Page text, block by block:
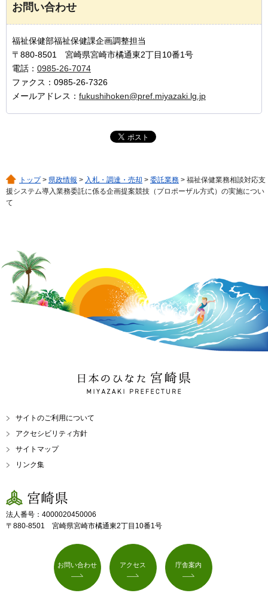
お問い合わせ
福祉保健部福祉保健課企画調整担当
〒880-8501 宮崎県宮崎市橘通東2丁目10番1号
電話： 0985-26-7074
ファクス：0985-26-7326
メールアドレス： fukushihoken@pref.miyazaki.lg.jp
トップ> 県政情報 > 入札・調達・売却 > 委託業務 > 福祉保健業務相談対応支
援システム導入業務委託に係る企画提案競技（プロポーザル方式）の実施につい
て
日本のひなた 宮崎県
MIYAZAKI PREFECTURE
サイトのご利用について
アクセシビリティ方針
サイトマップ
リンク集
宮崎県
法人番号：4000020450006
〒880-8501 宮崎県宮崎市橘通東2丁目10番1号
お問い合わせ アクセス 庁舎案内